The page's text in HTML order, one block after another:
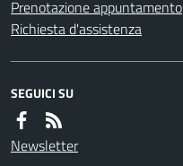
Prenotazione appuntamento
Richiesta d'assistenza
SEGUICI SU
Newsletter